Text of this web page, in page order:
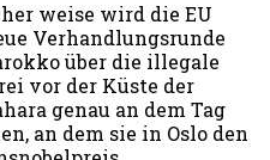
weise wird die EU
Verhandlungsrunde
über die illegale
vor der Küste der
genau an dem Tag
an dem sie in Oslo den